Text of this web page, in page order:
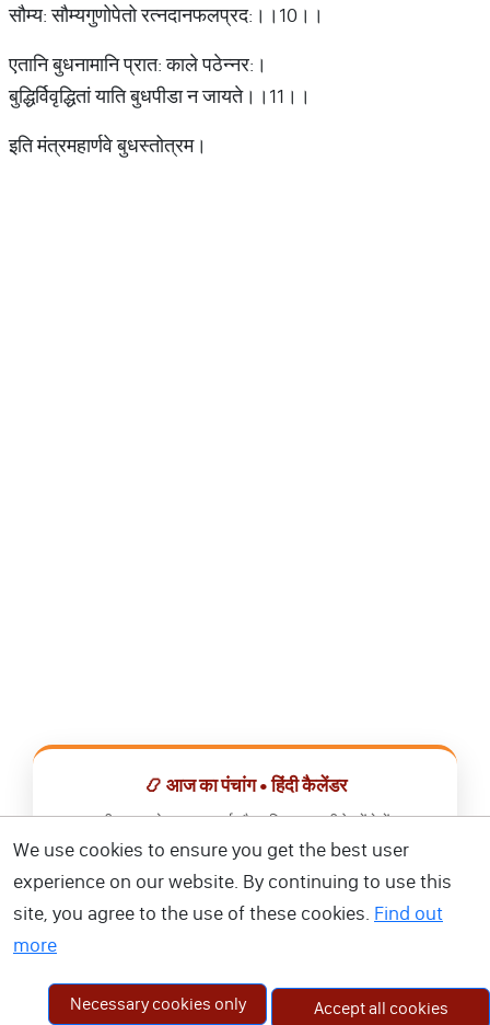
सौम्य: सौम्यगुणोपेतो रत्नदानफलप्रद:।।10।।
एतानि बुधनामानि प्रात: काले पठेन्नर:।
बुद्धिर्विवृद्धितां याति बुधपीडा न जायते।।11।।
इति मंत्रमहार्णवे बुधस्तोत्रम।
📿 आज का पंचांग • हिंदी कैलेंडर
सभी व्रत, त्योहार, शुभ मुहूर्त और राशिफल एक ही ऐप में देखें।
📅 हिंदी कैलेंडर ऐप डाउनलोड करें
We use cookies to ensure you get the best user
experience on our website. By continuing to use this
site, you agree to the use of these cookies. Find out
more
Necessary cookies only Accept all cookies